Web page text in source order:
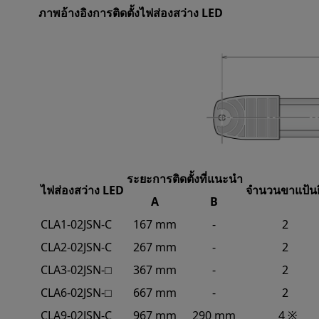
ภาพอ้างอิงการติดตั้งไฟส่องสว่าง LED
ไฟส่องสว่าง LED
ระยะการติดตั้งที่แนะนำ
จำนวนขาแป้
A
B
CLA1-02JSN-C
167 mm -
2
CLA2-02JSN-C
267 mm -
2
CLA3-02JSN-⬜︎
367 mm -
2
CLA6-02JSN-⬜︎
667 mm -
2
CLA9-02JSN-C
967 mm 290 mm 4 ※